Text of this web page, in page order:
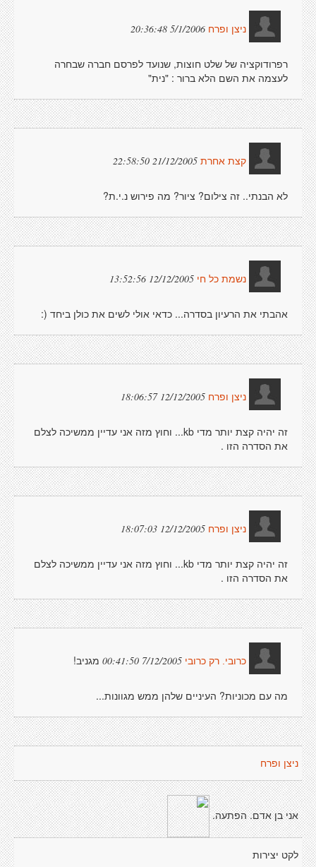
ניצן ופרח 5/1/2006 20:36:48
רפרודוקציה של שלט חוצות, שנועד לפרסם חברה שבחרה
לעצמה את השם הלא ברור : "נית"
קצת אחרת 21/12/2005 22:58:50
לא הבנתי.. זה צילום? ציור? מה פירוש נ.י.ת?
נשמת כל חי 12/12/2005 13:52:56
אהבתי את הרעיון בסדרה... כדאי אולי לשים את כולן ביחד (:
ניצן ופרח 12/12/2005 18:06:57
זה יהיה קצת יותר מדי kb... וחוץ מזה אני עדיין ממשיכה לצלם
את הסדרה הזו .
ניצן ופרח 12/12/2005 18:07:03
זה יהיה קצת יותר מדי kb... וחוץ מזה אני עדיין ממשיכה לצלם
את הסדרה הזו .
כרובי. רק כרובי 7/12/2005 00:41:50 מגניב!
מה עם מכוניות? העיניים שלהן ממש מגוונות...
ניצן ופרח
אני בן אדם. הפתעה.
לקט יצירות